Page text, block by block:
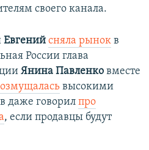
своего канала.
Евгений сняла рынок в
России глава
Янина Павленко вместе
высокими
даже говорил про
, если продавцы будут